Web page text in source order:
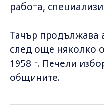
работа,
Тачър продължава
след още няколко
1958 г. Печели
общините.